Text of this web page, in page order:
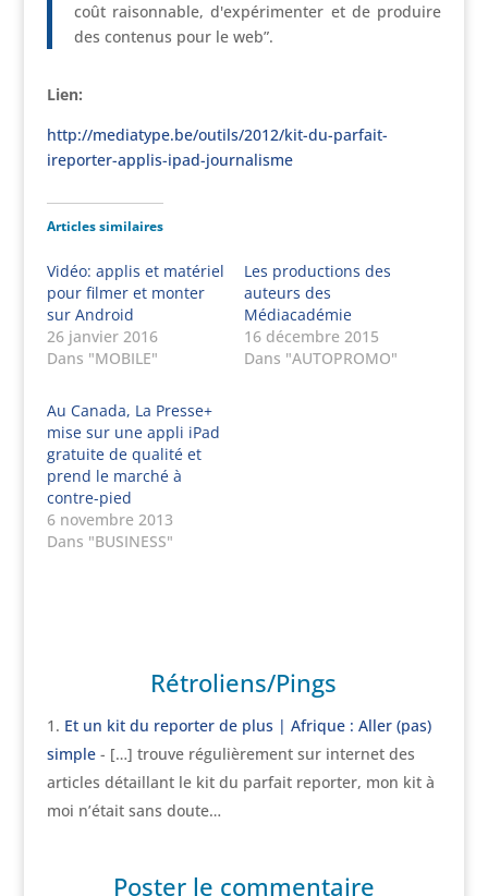
coût raisonnable, d'expérimenter et de produire
des contenus pour le web”.
Lien:
http://mediatype.be/outils/2012/kit-du-parfait-
ireporter-applis-ipad-journalisme
Articles similaires
Vidéo: applis et matériel
pour filmer et monter
sur Android
26 janvier 2016
Dans "MOBILE"
Les productions des
auteurs des
Médiacadémie
16 décembre 2015
Dans "AUTOPROMO"
Au Canada, La Presse+
mise sur une appli iPad
gratuite de qualité et
prend le marché à
contre-pied
6 novembre 2013
Dans "BUSINESS"
Rétroliens/Pings
Et un kit du reporter de plus | Afrique : Aller (pas)
simple- […] trouve régulièrement sur internet des
articles détaillant le kit du parfait reporter, mon kit à
moi n’était sans doute…
Poster le commentaire